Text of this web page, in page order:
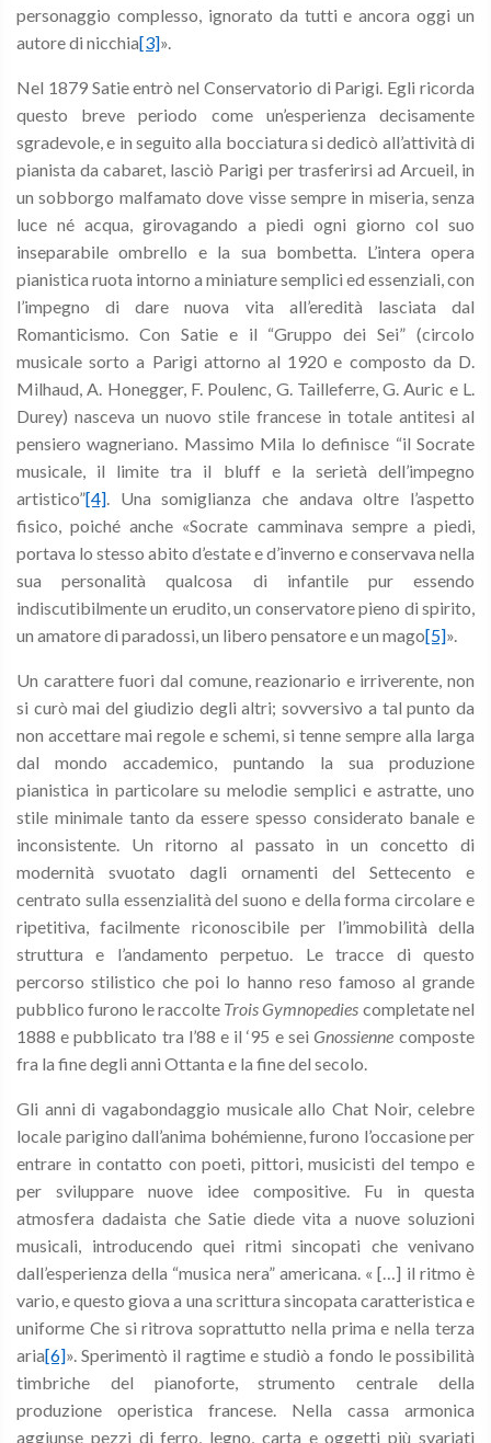
personaggio complesso, ignorato da tutti e ancora oggi un
autore di nicchia[3]».
Nel 1879 Satie entrò nel Conservatorio di Parigi. Egli ricorda
questo breve periodo come un’esperienza decisamente
sgradevole, e in seguito alla bocciatura si dedicò all’attività di
pianista da cabaret, lasciò Parigi per trasferirsi ad Arcueil, in
un sobborgo malfamato dove visse sempre in miseria, senza
luce né acqua, girovagando a piedi ogni giorno col suo
inseparabile ombrello e la sua bombetta. L’intera opera
pianistica ruota intorno a miniature semplici ed essenziali, con
l’impegno di dare nuova vita all’eredità lasciata dal
Romanticismo. Con Satie e il “Gruppo dei Sei” (circolo
musicale sorto a Parigi attorno al 1920 e composto da D.
Milhaud, A. Honegger, F. Poulenc, G. Tailleferre, G. Auric e L.
Durey) nasceva un nuovo stile francese in totale antitesi al
pensiero wagneriano. Massimo Mila lo definisce “il Socrate
musicale, il limite tra il bluff e la serietà dell’impegno
artistico”[4]. Una somiglianza che andava oltre l’aspetto
fisico, poiché anche «Socrate camminava sempre a piedi,
portava lo stesso abito d’estate e d’inverno e conservava nella
sua personalità qualcosa di infantile pur essendo
indiscutibilmente un erudito, un conservatore pieno di spirito,
un amatore di paradossi, un libero pensatore e un mago[5]».
Un carattere fuori dal comune, reazionario e irriverente, non
si curò mai del giudizio degli altri; sovversivo a tal punto da
non accettare mai regole e schemi, si tenne sempre alla larga
dal mondo accademico, puntando la sua produzione
pianistica in particolare su melodie semplici e astratte, uno
stile minimale tanto da essere spesso considerato banale e
inconsistente. Un ritorno al passato in un concetto di
modernità svuotato dagli ornamenti del Settecento e
centrato sulla essenzialità del suono e della forma circolare e
ripetitiva, facilmente riconoscibile per l’immobilità della
struttura e l’andamento perpetuo. Le tracce di questo
percorso stilistico che poi lo hanno reso famoso al grande
pubblico furono le raccolte Trois Gymnopedies completate nel
1888 e pubblicato tra l’88 e il ‘95 e sei Gnossienne composte
fra la fine degli anni Ottanta e la fine del secolo.
Gli anni di vagabondaggio musicale allo Chat Noir, celebre
locale parigino dall’anima bohémienne, furono l’occasione per
entrare in contatto con poeti, pittori, musicisti del tempo e
per sviluppare nuove idee compositive. Fu in questa
atmosfera dadaista che Satie diede vita a nuove soluzioni
musicali, introducendo quei ritmi sincopati che venivano
dall’esperienza della “musica nera” americana. « […] il ritmo è
vario, e questo giova a una scrittura sincopata caratteristica e
uniforme Che si ritrova soprattutto nella prima e nella terza
aria[6]». Sperimentò il ragtime e studiò a fondo le possibilità
timbriche del pianoforte, strumento centrale della
produzione operistica francese. Nella cassa armonica
aggiunse pezzi di ferro, legno, carta e oggetti più svariati